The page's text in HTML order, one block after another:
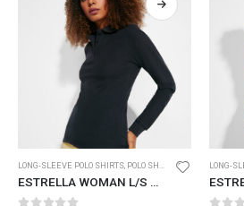
LONG-SLEEVE POLO SHIRTS, POLO SHIRTS
ESTRELLA WOMAN L/S PO6636
LONG-